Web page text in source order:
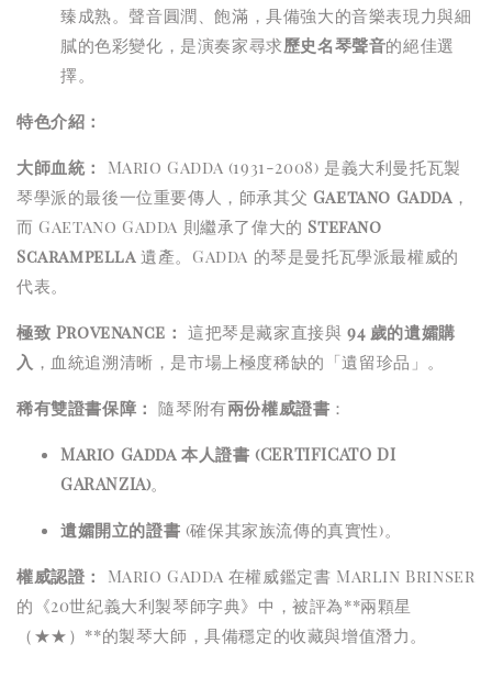
臻成熟。聲音圓潤、飽滿，具備強大的音樂表現力與細
膩的色彩變化，是演奏家尋求歷史名琴聲音的絕佳選
擇。
特色介紹：
大師血統：
Mario Gadda (1931-2008) 是義大利曼托瓦製
琴學派的最後一位重要傳人，師承其父 Gaetano Gadda，
而 Gaetano Gadda 則繼承了偉大的 Stefano
Scarampella遺產。Gadda 的琴是曼托瓦學派最權威的
代表。
極致 Provenance： 這把琴是藏家直接與94 歲的遺孀購
入 ，血統追溯清晰，是市場上極度稀缺的「遺留珍品」。
稀有雙證書保障： 隨琴附有兩份權威證書 ：
Mario Gadda 本人證書 (CERTIFICATO DI
GARANZIA)。
遺孀開立的證書 (確保其家族流傳的真實性)。
權威認證：
Mario Gadda 在權威鑑定書 Marlin Brinser
的《20世紀義大利製琴師字典》中，被評為**兩顆星
（★★）**的製琴大師，具備穩定的收藏與增值潛力。